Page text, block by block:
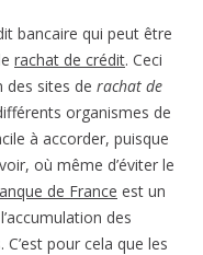
o
r
m
n
f
o
r
M
o
i
bancaire qui peut être
rachat de crédit. Ceci
des sites de rachat de
organismes de
à accorder, puisque
où même d’éviter le
de France est un
des
pour cela que les